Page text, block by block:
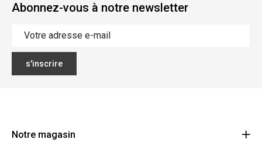
Abonnez-vous à notre newsletter
s'inscrire
Notre magasin